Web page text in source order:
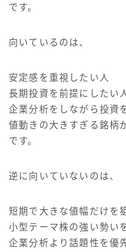
です。
向いているのは、
安定感を重視したい人
長期投資を前提にしたい
企業分析をしながら投資
値動きの大きすぎる銘柄
です。
逆に向いていないのは、
短期で大きな値幅だけを
小型テーマ株の強い勢い
企業分析より話題性を優